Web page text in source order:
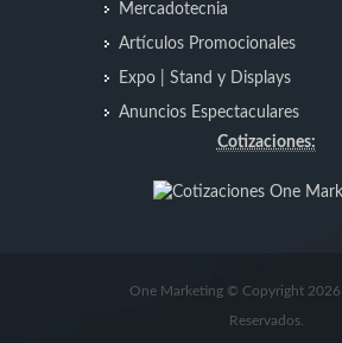
Mercadotecnia
Artículos Promocionales
Expo | Stand y Displays
Anuncios Espectaculares
Cotizaciones:
One Marketing © Copyright 2026
Reservados.